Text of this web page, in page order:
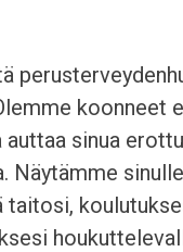
koonneet
auttaa sinua
Näytämme